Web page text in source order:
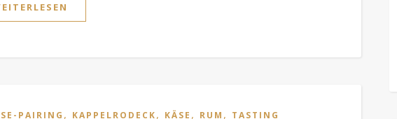
PAIRING , KAPPELRODECK, KÄSE , RUM , TASTING